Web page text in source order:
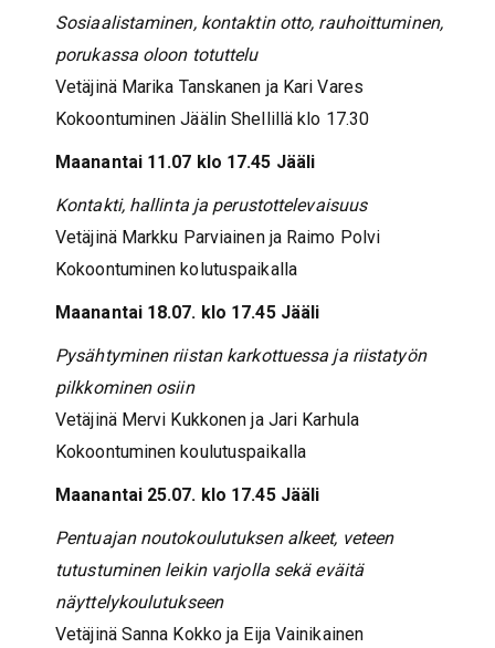
Sosiaalistaminen, kontaktin otto, rauhoittuminen,
porukassa oloon totuttelu
Vetäjinä Marika Tanskanen ja Kari Vares
Kokoontuminen Jäälin Shellillä klo 17.30
Maanantai 11.07 klo 17.45 Jääli
Kontakti, hallinta ja perustottelevaisuus
Vetäjinä Markku Parviainen ja Raimo Polvi
Kokoontuminen kolutuspaikalla
Maanantai 18.07. klo 17.45 Jääli
Pysähtyminen riistan karkottuessa ja riistatyön
pilkkominen osiin
Vetäjinä Mervi Kukkonen ja Jari Karhula
Kokoontuminen koulutuspaikalla
Maanantai 25.07. klo 17.45 Jääli
Pentuajan noutokoulutuksen alkeet, veteen
tutustuminen leikin varjolla sekä eväitä
näyttelykoulutukseen
Vetäjinä Sanna Kokko ja Eija Vainikainen